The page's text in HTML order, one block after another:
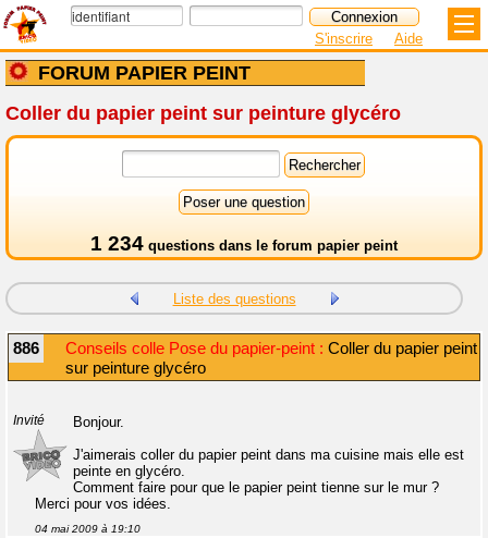
FORUM PAPIER PEINT
S'inscrire Aide
Coller du papier peint sur peinture glycéro
1 234 questions dans le forum papier peint
Liste des questions
886 Conseils colle Pose du papier-peint : Coller du papier peint
sur peinture glycéro
Invité
Bonjour.
J'aimerais coller du papier peint dans ma cuisine mais elle est
peinte en glycéro.
Comment faire pour que le papier peint tienne sur le mur ?
Merci pour vos idées.
04 mai 2009 à 19:10